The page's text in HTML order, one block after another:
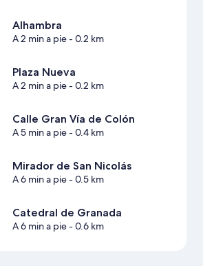
Alhambra
A 2 min a pie- 0.2 km
Plaza Nueva
A 2 min a pie- 0.2 km
Calle Gran Vía de Colón
A 5 min a pie- 0.4 km
Mirador de San Nicolás
A 6 min a pie- 0.5 km
Catedral de Granada
A 6 min a pie- 0.6 km